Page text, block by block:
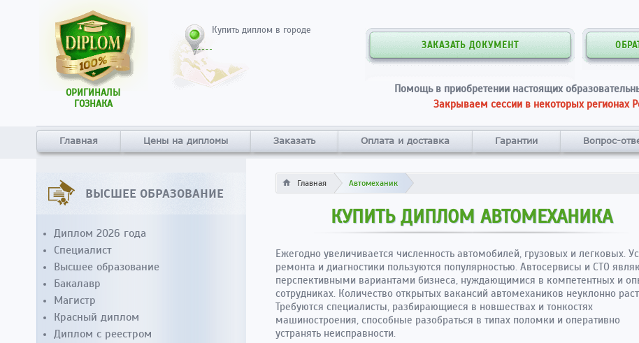
ОРИГИНАЛЫ
ГОЗНАКА
Купить диплом в городе
ЗАКАЗАТЬ ДОКУМЕНТ
Помощь в приобретении настоящих
Закрываем сессии в некоторых регионах
Главная Цены на дипломы Заказать Оплата и доставка Гарантии Вопрос-
Главная Автомеханик
КУПИТЬ ДИПЛОМ АВТОМЕХАНИКА
Ежегодно увеличивается численность автомобилей, грузовых и легковых.
ремонта и диагностики пользуются популярностью. Автосервисы и СТО
перспективными вариантами бизнеса, нуждающимися в компетентных и
сотрудниках. Количество открытых вакансий автомехаников неуклонно
Требуются специалисты, разбирающиеся в новшествах и тонкостях
машиностроения, способные разобраться в типах поломки и оперативно
устранять неисправности.
ВЫСШЕЕ ОБРАЗОВАНИЕ
Диплом 2026 года
Специалист
Высшее образование
Бакалавр
Магистр
Красный диплом
Диплом с реестром